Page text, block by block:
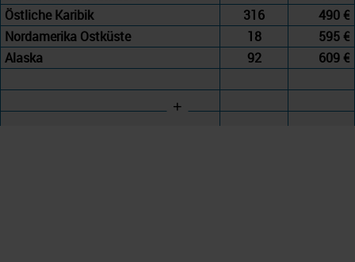
Östliche Karibik
316
490 €
Nordamerika Ostküste
18
595 €
Alaska
92 609 €
+